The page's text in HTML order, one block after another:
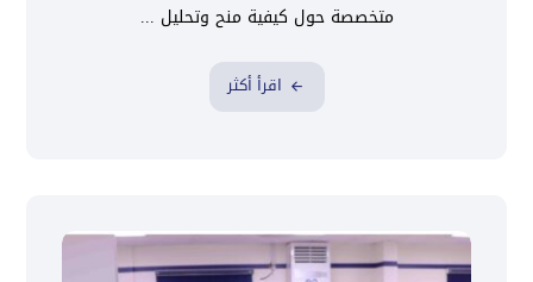
متخصصة حول كيفية منح وتحليل ...
اقرأ أكثر